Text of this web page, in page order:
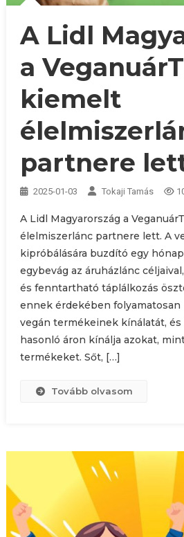
A Lidl
a
kiemelt
partnere
2025-01-03 Tokaji Tamás
A Lidl Magyarország a
élelmiszerlánc partnere lett. A
kipróbálására buzdító egy
egybevág az áruházlánc
és fenntartható táplálkozás
ennek érdekében folyamatosan
vegán termékeinek kínálatát,
hasonló áron kínálja azokat,
termékeket. Sőt, […]
Tovább olvasom